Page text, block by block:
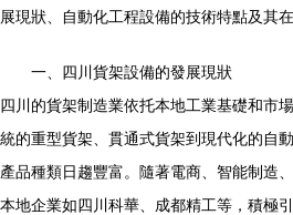
展現狀、自動化工程設備的技術特點及其
一、四川貨架設備的發展現狀
四川的貨架制造業依托本地工業基礎和市
統的重型貨架、貫通式貨架到現代化的自
產品種類日趨豐富。隨著電商、智能制造
本地企業如四川科華、成都精工等，積極